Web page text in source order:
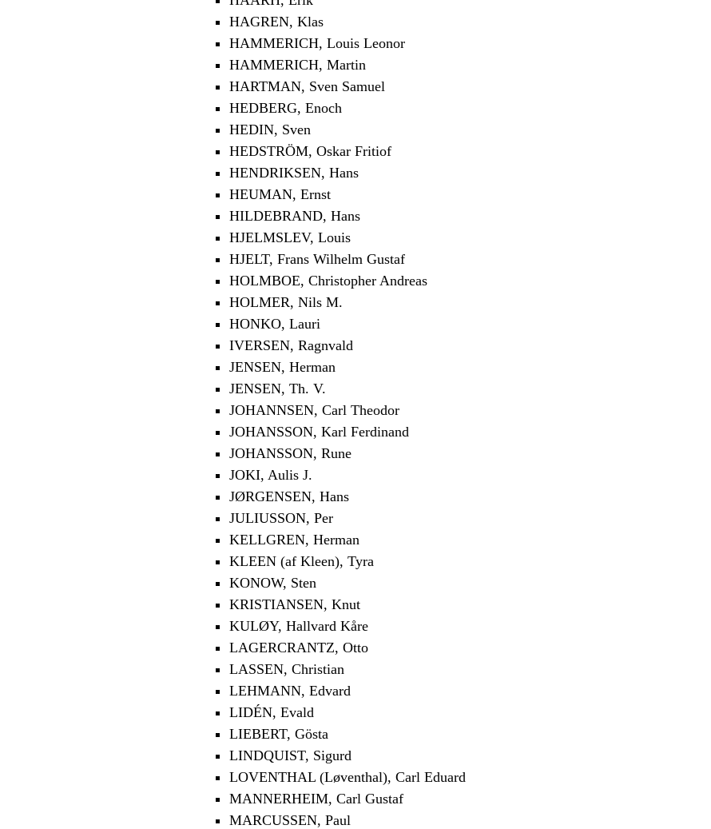
HAGREN, Klas
HAMMERICH, Louis Leonor
HAMMERICH, Martin
HARTMAN, Sven Samuel
HEDBERG, Enoch
HEDIN, Sven
HEDSTRÖM, Oskar Fritiof
HENDRIKSEN, Hans
HEUMAN, Ernst
HILDEBRAND, Hans
HJELMSLEV, Louis
HJELT, Frans Wilhelm Gustaf
HOLMBOE, Christopher Andreas
HOLMER, Nils M.
HONKO, Lauri
IVERSEN, Ragnvald
JENSEN, Herman
JENSEN, Th. V.
JOHANNSEN, Carl Theodor
JOHANSSON, Karl Ferdinand
JOHANSSON, Rune
JOKI, Aulis J.
JØRGENSEN, Hans
JULIUSSON, Per
KELLGREN, Herman
KLEEN (af Kleen), Tyra
KONOW, Sten
KRISTIANSEN, Knut
KULØY, Hallvard Kåre
LAGERCRANTZ, Otto
LASSEN, Christian
LEHMANN, Edvard
LIDÉN, Evald
LIEBERT, Gösta
LINDQUIST, Sigurd
LOVENTHAL (Løventhal), Carl Eduard
MANNERHEIM, Carl Gustaf
MARCUSSEN, Paul